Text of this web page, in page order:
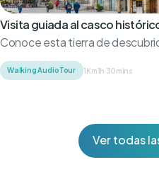
Visita guiada al casco
Conoce esta tierra de
Walking Audio Tour 1Km1h 30mins
Ver todas